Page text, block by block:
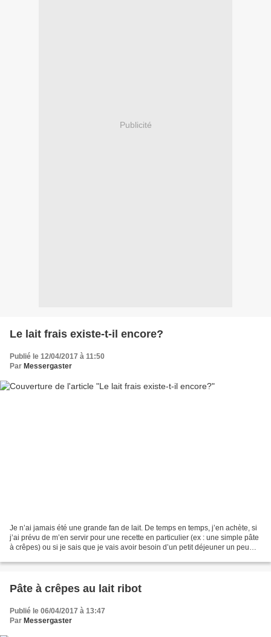
Publicité
Le lait frais existe-t-il encore?
Publié le 12/04/2017 à 11:50
Par Messergaster
Je n’ai jamais été une grande fan de lait. De temps en temps, j’en achète, si
j’ai prévu de m’en servir pour une recette en particulier (ex : une simple pâte
à crêpes) ou si je sais que je vais avoir besoin d’un petit déjeuner un peu
Pâte à crêpes au lait ribot
Publié le 06/04/2017 à 13:47
Par Messergaster